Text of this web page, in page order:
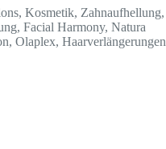
Kosmetik, Zahnaufhellung,
Facial Harmony, Natura
Olaplex, Haarverlängerungen